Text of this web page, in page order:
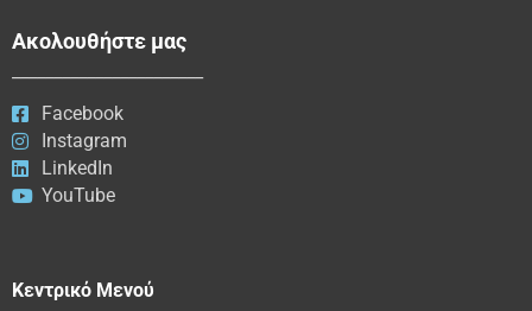
Ακολουθήστε μας
Facebook
Instagram
LinkedIn
YouTube
Κεντρικό Μενού